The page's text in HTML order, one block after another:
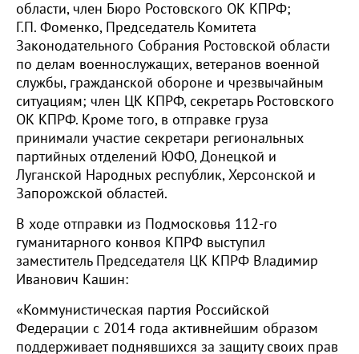
области, член Бюро Ростовского ОК КПРФ;
Г.П. Фоменко, Председатель Комитета
Законодательного Собрания Ростовской области
по делам военнослужащих, ветеранов военной
службы, гражданской обороне и чрезвычайным
ситуациям; член ЦК КПРФ, секретарь Ростовского
ОК КПРФ. Кроме того, в отправке груза
принимали участие секретари региональных
партийных отделений ЮФО, Донецкой и
Луганской Народных республик, Херсонской и
Запорожской областей.
В ходе отправки из Подмосковья 112-го
гуманитарного конвоя КПРФ выступил
заместитель Председателя ЦК КПРФ Владимир
Иванович Кашин:
«Коммунистическая партия Российской
Федерации с 2014 года активнейшим образом
поддерживает поднявшихся за защиту своих прав